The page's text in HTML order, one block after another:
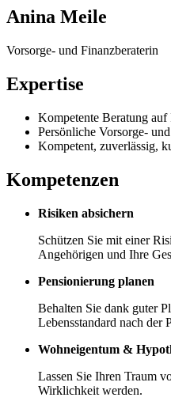
Anina Meile
Vorsorge- und Finanzberaterin
Expertise
Kompetente Beratung
Persönliche Vorsorge-
Kompetent, zuverlässig,
Kompetenzen
Risiken absichern
Schützen Sie mit einer
Angehörigen und Ihre
Pensionierung planen
Behalten Sie dank guter
Lebensstandard nach der
Wohneigentum &
Lassen Sie Ihren Traum
Wirklichkeit werden.